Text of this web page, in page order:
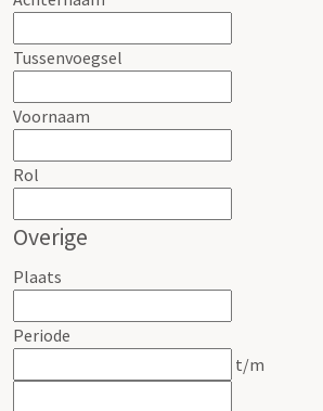
Tussenvoegsel
Voornaam
Rol
Overige
Plaats
Periode
t/m